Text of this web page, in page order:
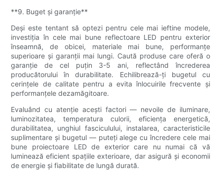
**9. Buget și garanție**
Deși este tentant să optezi pentru cele mai ieftine modele,
investiția în cele mai bune reflectoare LED pentru exterior
înseamnă, de obicei, materiale mai bune, performanțe
superioare și garanții mai lungi. Caută produse care oferă o
garanție de cel puțin 3-5 ani, reflectând încrederea
producătorului în durabilitate. Echilibrează-ți bugetul cu
cerințele de calitate pentru a evita înlocuirile frecvente și
performanțele dezamăgitoare.
Evaluând cu atenție acești factori — nevoile de iluminare,
luminozitatea, temperatura culorii, eficiența energetică,
durabilitatea, unghiul fasciculului, instalarea, caracteristicile
suplimentare și bugetul — puteți alege cu încredere cele mai
bune proiectoare LED de exterior care nu numai că vă
luminează eficient spațiile exterioare, dar asigură și economii
de energie și fiabilitate de lungă durată.